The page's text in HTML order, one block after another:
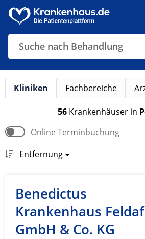
Suche nach Behandlung
Kliniken Fachbereiche
56 Krankenhäuser in
Online Terminbuchung
Entfernung
Benedictus
Krankenhaus
GmbH & Co. KG